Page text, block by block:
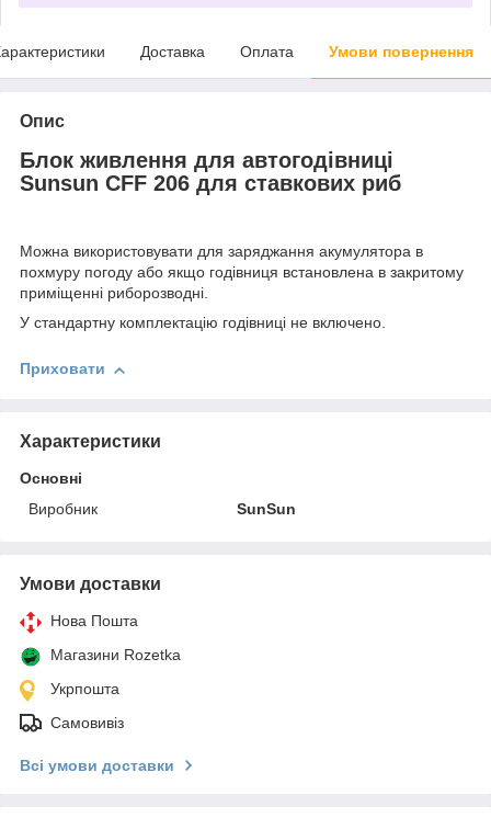
Доставка Оплата Умови повернення
Опис
Блок живлення для автогодівниці
Sunsun CFF 206 для ставкових риб
Можна використовувати для заряджання акумулятора в
похмуру погоду або якщо годівниця встановлена в закритому
приміщенні риборозводні.
У стандартну комплектацію годівниці не включено.
Приховати
Характеристики
Основні
Виробник
SunSun
Умови доставки
Нова Пошта
Магазини Rozetka
Укрпошта
Самовивіз
Всі умови доставки